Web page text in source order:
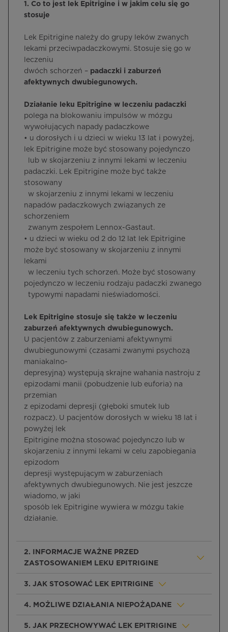
1. Co to jest lek Epitrigine i w jakim celu się go
stosuje
Lek Epitrigine należy do grupy leków zwanych
lekami przeciwpadaczkowymi. Stosuje się go w
leczeniu
dwóch schorzeń – padaczki i zaburzeń
afektywnych dwubiegunowych.
Działanie leku Epitrigine w leczeniu padaczki
polega na blokowaniu impulsów w mózgu
wywołujących napady padaczkowe
• u dorosłych i u dzieci w wieku 13 lat i powyżej,
lek Epitrigine może być stosowany pojedynczo
lub w skojarzeniu z innymi lekami w leczeniu
padaczki. Lek Epitrigine może być także
stosowany
w skojarzeniu z innymi lekami w leczeniu
napadów padaczkowych związanych ze
schorzeniem
zwanym zespołem Lennox-Gastaut.
• u dzieci w wieku od 2 do 12 lat lek Epitrigine
może być stosowany w skojarzeniu z innymi
lekami
w leczeniu tych schorzeń. Może być stosowany
pojedynczo w leczeniu rodzaju padaczki zwanego
typowymi napadami nieświadomości.
Lek Epitrigine stosuje się także w leczeniu
zaburzeń afektywnych dwubiegunowych.
U pacjentów z zaburzeniami afektywnymi
dwubiegunowymi (czasami zwanymi psychozą
maniakalno-
depresyjną) występują skrajne wahania nastroju z
epizodami manii (pobudzenie lub euforia) na
przemian
z epizodami depresji (głęboki smutek lub
rozpacz). U pacjentów dorosłych w wieku 18 lat i
powyżej lek
Epitrigine można stosować pojedynczo lub w
skojarzeniu z innymi lekami w celu zapobiegania
epizodom
depresji występującym w zaburzeniach
afektywnych dwubiegunowych. Nie jest jeszcze
wiadomo, w jaki
sposób lek Epitrigine wywiera w mózgu takie
działanie.
2. INFORMACJE WAŻNE PRZED
ZASTOSOWANIEM LEKU EPITRIGINE
3. JAK STOSOWAĆ LEK EPITRIGINE
4. MOŻLIWE DZIAŁANIA NIEPOŻĄDANE
5. JAK PRZECHOWYWAĆ LEK EPITRIGINE